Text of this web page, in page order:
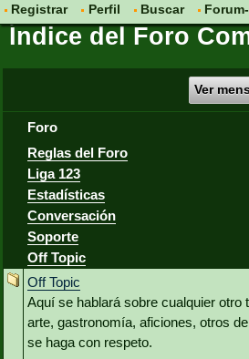
Registrar
Perfil Buscar
Índice del Foro
Ver
Foro
Reglas del Foro
Liga 123
Estadísticas
Conversación
Soporte
Off Topic
Off Topic
Aquí se hablará sobre cualquier
arte, gastronomía, aficiones, otros
se haga con respeto.